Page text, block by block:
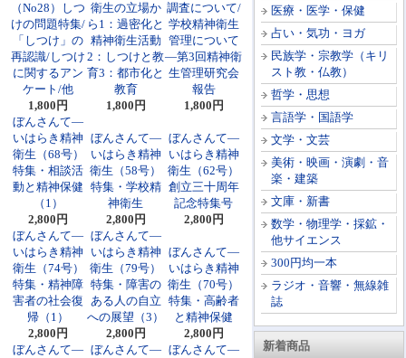
医療・医学・保健
占い・気功・ヨガ
民族学・宗教学（キリ
スト教・仏教）
哲学・思想
言語学・国語学
文学・文芸
美術・映画・演劇・音
楽・建築
文庫・新書
数学・物理学・採鉱・
他サイエンス
300円均一本
ラジオ・音響・無線雑
誌
新着商品
（No28）しつ
けの問題特集/
「しつけ」の
再認識/しつけ
に関するアン
ケート/他
1,800円
衛生の立場か
ら1：過密化と
精神衛生活動
2：しつけと教
育3：都市化と
教育
1,800円
調査について/
学校精神衛生
管理について
―第3回精神衛
生管理研究会
報告
1,800円
ぼんさんて―
いはらき精神
衛生（68号）
特集・相談活
動と精神保健
（1）
2,800円
ぼんさんて―
いはらき精神
衛生（58号）
特集・学校精
神衛生
2,800円
ぼんさんて―
いはらき精神
衛生（62号）
創立三十周年
記念特集号
2,800円
ぼんさんて―
いはらき精神
衛生（74号）
特集・精神障
害者の社会復
帰（1）
2,800円
ぼんさんて―
いはらき精神
衛生（79号）
特集・障害の
ある人の自立
への展望（3）
2,800円
ぼんさんて―
いはらき精神
衛生（70号）
特集・高齢者
と精神保健
2,800円
ぼんさんて― ぼんさんて― ぼんさんて―